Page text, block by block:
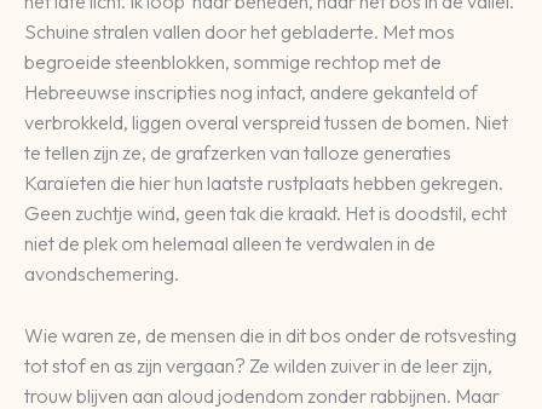
Schuine stralen vallen door het gebladerte. Met mos
begroeide steenblokken, sommige rechtop met de
Hebreeuwse inscripties nog intact, andere gekanteld of
verbrokkeld, liggen overal verspreid tussen de bomen. Niet
te tellen zijn ze, de grafzerken van talloze generaties
Karaïeten die hier hun laatste rustplaats hebben gekregen.
Geen zuchtje wind, geen tak die kraakt. Het is doodstil, echt
niet de plek om helemaal alleen te verdwalen in de
avondschemering.
Wie waren ze, de mensen die in dit bos onder de rotsvesting
tot stof en as zijn vergaan? Ze wilden zuiver in de leer zijn,
trouw blijven aan aloud jodendom zonder rabbijnen. Maar